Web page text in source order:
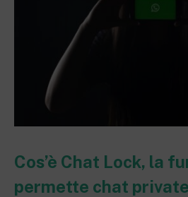
Cos’è Chat Lock, la
permette chat private